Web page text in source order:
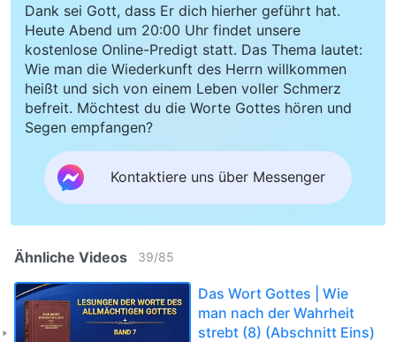
Dank sei Gott, dass Er dich hierher geführt hat.
Heute Abend um 20:00 Uhr findet unsere
kostenlose Online-Predigt statt. Das Thema lautet:
Wie man die Wiederkunft des Herrn willkommen
heißt und sich von einem Leben voller Schmerz
befreit. Möchtest du die Worte Gottes hören und
Segen empfangen?
Kontaktiere uns über Messenger
Ähnliche Videos 39/85
Das Wort Gottes | Wie
man nach der Wahrheit
strebt (8) (Abschnitt Eins)